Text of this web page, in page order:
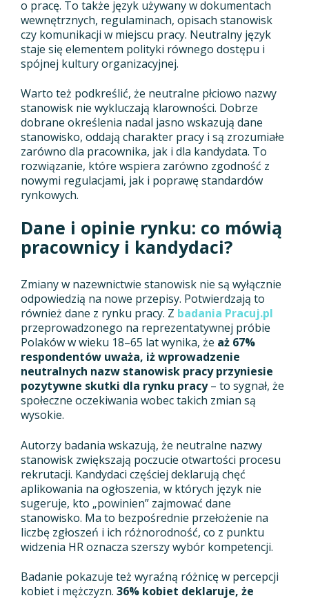
o pracę. To także język używany w dokumentach
wewnętrznych, regulaminach, opisach stanowisk
czy komunikacji w miejscu pracy. Neutralny język
staje się elementem polityki równego dostępu i
spójnej kultury organizacyjnej.
Warto też podkreślić, że neutralne płciowo nazwy
stanowisk nie wykluczają klarowności. Dobrze
dobrane określenia nadal jasno wskazują dane
stanowisko, oddają charakter pracy i są zrozumiałe
zarówno dla pracownika, jak i dla kandydata. To
rozwiązanie, które wspiera zarówno zgodność z
nowymi regulacjami, jak i poprawę standardów
rynkowych.
Dane i opinie rynku: co mówią
pracownicy i kandydaci?
Zmiany w nazewnictwie stanowisk nie są wyłącznie
odpowiedzią na nowe przepisy. Potwierdzają to
również dane z rynku pracy. Z badania Pracuj.pl
przeprowadzonego na reprezentatywnej próbie
Polaków w wieku 18–65 lat wynika, że aż 67%
respondentów uważa, iż wprowadzenie
neutralnych nazw stanowisk pracy przyniesie
pozytywne skutki dla rynku pracy– to sygnał, że
społeczne oczekiwania wobec takich zmian są
wysokie.
Autorzy badania wskazują, że neutralne nazwy
stanowisk zwiększają poczucie otwartości procesu
rekrutacji. Kandydaci częściej deklarują chęć
aplikowania na ogłoszenia, w których język nie
sugeruje, kto „powinien” zajmować dane
stanowisko. Ma to bezpośrednie przełożenie na
liczbę zgłoszeń i ich różnorodność, co z punktu
widzenia HR oznacza szerszy wybór kompetencji.
Badanie pokazuje też wyraźną różnicę w percepcji
kobiet i mężczyzn. 36% kobiet deklaruje, że